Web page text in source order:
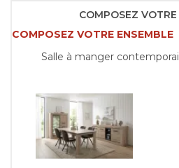
COMPOSEZ
COMPOSEZ VOTRE ENSEMBLE
Salle à manger